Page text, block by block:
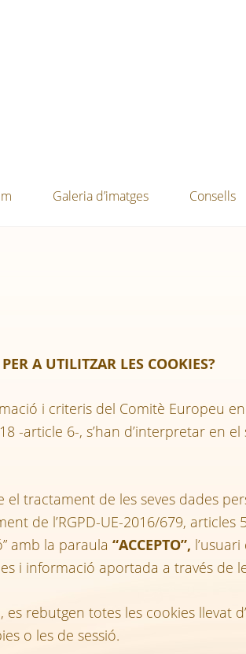
Galeria d’imatges Consells
A UTILITZAR LES COOKIES?
i criteris del Comitè Europeu
-article 6-, s’han d’interpretar en
tractament de les seves dades
de l’RGPD-UE-2016/679, articles
amb la paraula “ACCEPTO”,
i informació aportada a través de
es rebutgen totes les cookies llevat
o les de sessió.